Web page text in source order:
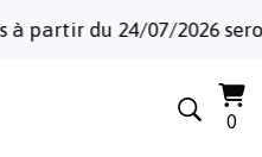
24/07/2026 seront
0